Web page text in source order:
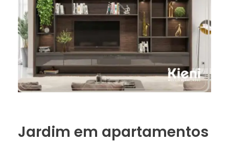
Jardim em apartamentos